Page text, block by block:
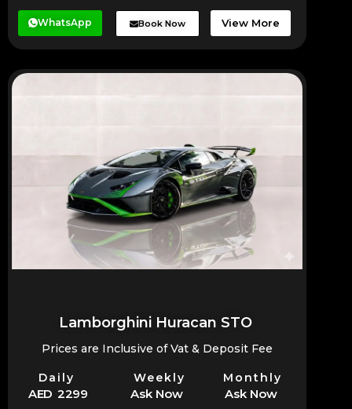
WhatsApp Book Now View More
Lamborghini Huracan STO
Prices are Inclusive of Vat & Deposit Fee
Daily Weekly Monthly
AED 2299 Ask Now Ask Now